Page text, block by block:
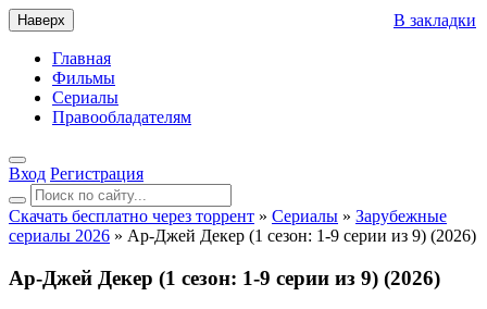
Наверх
Главная
Фильмы
Сериалы
Правообладателям
Вход Регистрация
Скачать бесплатно через торрент » Сериалы » Зарубежные
сериалы 2026 » Ар-Джей Декер (1 сезон: 1-9 серии из 9) (2026)
Ар-Джей Декер (1 сезон: 1-9 серии из 9) (2026)
В закладки